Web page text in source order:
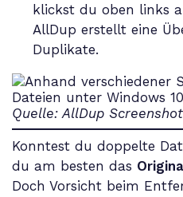
klickst du oben links
AllDup erstellt eine
Duplikate.
Quelle: AllDup
Konntest du doppelte
du am besten das
Doch Vorsicht beim